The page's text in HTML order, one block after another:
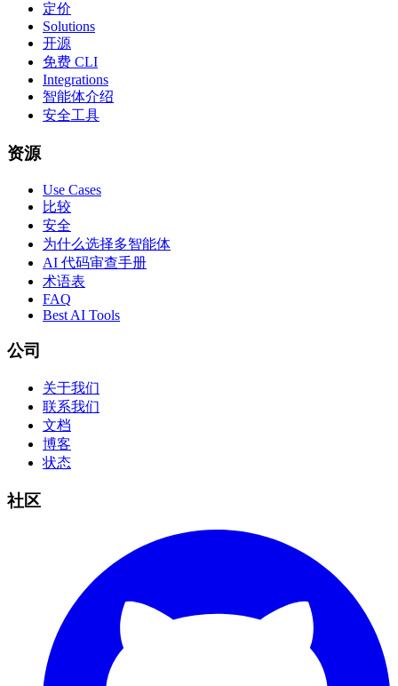
定价
Solutions
开源
免费 CLI
Integrations
智能体介绍
安全工具
资源
Use Cases
比较
安全
为什么选择多智能体
AI 代码审查手册
术语表
FAQ
Best AI Tools
公司
关于我们
联系我们
文档
博客
状态
社区